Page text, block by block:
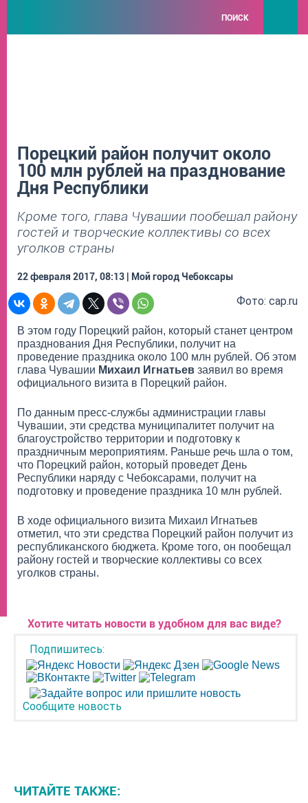
ПОИСК
Порецкий район получит около
100 млн рублей на празднование
Дня Республики
Кроме того, глава Чувашии пообещал району
гостей и творческие коллективы со всех
уголков страны
22 февраля 2017, 08:13 | Мой город Чебоксары
Фото: cap.ru
В этом году Порецкий район, который станет центром
празднования Дня Республики, получит на
проведение праздника около 100 млн рублей. Об этом
глава Чувашии Михаил Игнатьев заявил во время
официального визита в Порецкий район.
По данным пресс-службы администрации главы
Чувашии, эти средства муниципалитет получит на
благоустройство территории и подготовку к
праздничным мероприятиям. Раньше речь шла о том,
что Порецкий район, который проведет День
Республики наряду с Чебоксарами, получит на
подготовку и проведение праздника 10 млн рублей.
В ходе официального визита Михаил Игнатьев
отметил, что эти средства Порецкий район получит из
республиканского бюджета. Кроме того, он пообещал
району гостей и творческие коллективы со всех
уголков страны.
Хотите читать новости в удобном для вас виде?
Подпишитесь:
Сообщите новость
ЧИТАЙТЕ ТАКЖЕ: